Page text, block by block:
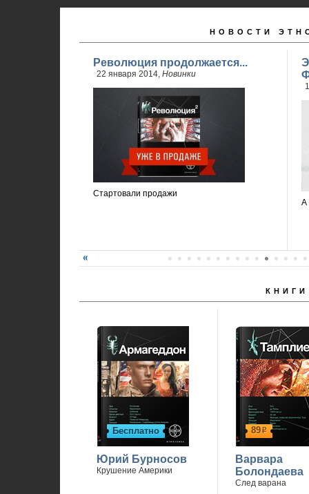
НОВОСТИ
Революция продолжается...
22 января 2014, Новинки
Стартовали продажи
А
КНИГИ
Бесплатно
Юрий Бурносов
Крушение Америки
89р
Варвара
Болондаева
След варана